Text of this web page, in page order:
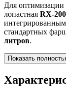
Для оптимизации
лопастная RX-
стандартных
литров.
Показать